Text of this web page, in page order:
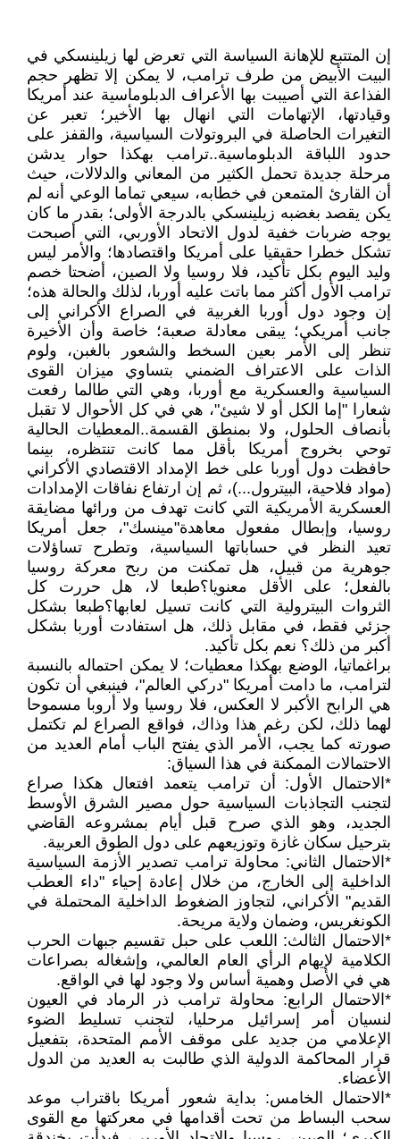
إن المتتبع للإهانة السياسة التي تعرض لها زيلينسكي في
البيت الأبيض من طرف ترامب، لا يمكن إلا تظهر حجم
الفذاعة التي أصيبت بها الأعراف الدبلوماسية عند أمريكا
وقيادتها، الإتهامات التي انهال بها الأخير؛ تعبر عن
التغيرات الحاصلة في البروتولات السياسية، والقفز على
حدود اللباقة الدبلوماسية..ترامب بهكذا حوار يدشن
مرحلة جديدة تحمل الكثير من المعاني والدلالات، حيث
أن القارئ المتمعن في خطابه، سيعي تماما الوعي أنه لم
يكن يقصد بغضبه زيلينسكي بالدرجة الأولى؛ بقدر ما كان
يوجه ضربات خفية لدول الاتحاد الأوربي، التي أصبحت
تشكل خطرا حقيقيا على أمريكا واقتصادها؛ والأمر ليس
وليد اليوم بكل تأكيد، فلا روسيا ولا الصين، أضحتا خصم
ترامب الأول أكثر مما باتت عليه أوربا، لذلك والحالة هذه؛
إن وجود دول أوربا الغربية في الصراع الأكراني إلى
جانب أمريكي؛ يبقى معادلة صعبة؛ خاصة وأن الأخيرة
تنظر إلى الأمر بعين السخط والشعور بالغبن، ولوم
الذات على الاعتراف الضمني بتساوي ميزان القوى
السياسية والعسكرية مع أوربا، وهي التي طالما رفعت
شعارا "إما الكل أو لا شيئ"، هي في كل الأحوال لا تقبل
بأنصاف الحلول، ولا بمنطق القسمة..المعطيات الحالية
توحي بخروج أمريكا بأقل مما كانت تنتظره، بينما
حافظت دول أوربا على خط الإمداد الاقتصادي الأكراني
(مواد فلاحية، البيترول...)، ثم إن ارتفاع نفاقات الإمدادات
العسكرية الأمريكية التي كانت تهدف من ورائها مضايقة
روسيا، وإبطال مفعول معاهدة"مينسك"، جعل أمريكا
تعيد النظر في حساباتها السياسية، وتطرح تساؤلات
جوهرية من قبيل، هل تمكنت من ربح معركة روسيا
بالفعل؛ على الأقل معنويا؟طبعا لا، هل حررت كل
الثروات البيترولية التي كانت تسيل لعابها؟طبعا بشكل
جزئي فقط، في مقابل ذلك، هل استفادت أوربا بشكل
أكبر من ذلك؟ نعم بكل تأكيد.
براغماتيا، الوضع بهكذا معطيات؛ لا يمكن احتماله بالنسبة
لترامب، ما دامت أمريكا "دركي العالم"، فينبغي أن تكون
هي الرابح الأكبر لا العكس، فلا روسيا ولا أروبا مسموحا
لهما ذلك، لكن رغم هذا وذاك، فواقع الصراع لم تكتمل
صورته كما يجب، الأمر الذي يفتح الباب أمام العديد من
الاحتمالات الممكنة في هذا السياق:
*الاحتمال الأول: أن ترامب يتعمد افتعال هكذا صراع
لتجنب التجاذبات السياسية حول مصير الشرق الأوسط
الجديد، وهو الذي صرح قبل أيام بمشروعه القاضي
بترحيل سكان غازة وتوزيعهم على دول الطوق العربية.
*الاحتمال الثاني: محاولة ترامب تصدير الأزمة السياسية
الداخلية إلى الخارج، من خلال إعادة إحياء "داء العطب
القديم" الأكراني، لتجاوز الضغوط الداخلية المحتملة في
الكونغريس، وضمان ولاية مريحة.
*الاحتمال الثالث: اللعب على حبل تقسيم جبهات الحرب
الكلامية لإيهام الرأي العام العالمي، وإشغاله بصراعات
هي في الأصل وهمية أساس ولا وجود لها في الواقع.
*الاحتمال الرابع: محاولة ترامب ذر الرماد في العيون
لنسيان أمر إسرائيل مرحليا، لتجنب تسليط الضوء
الإعلامي من جديد على موقف الأمم المتحدة، بتفعيل
قرار المحاكمة الدولية الذي طالبت به العديد من الدول
الأعضاء.
*الاحتمال الخامس: بداية شعور أمريكا باقتراب موعد
سحب البساط من تحت أقدامها في معركتها مع القوى